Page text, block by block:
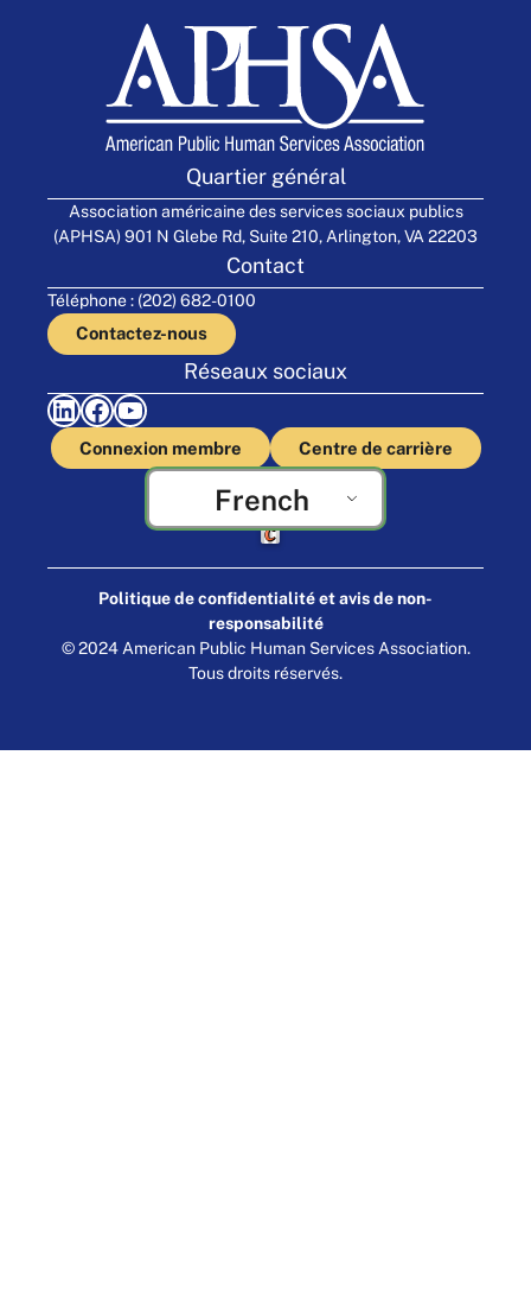
Quartier général
Association américaine des services sociaux publics
(APHSA) 901 N Glebe Rd, Suite 210, Arlington, VA 22203
Contact
Téléphone : (202) 682-0100
Contactez-nous
Réseaux sociaux
LinkedIn Facebook YouTube
Connexion membre Centre de carrière
French
Fabriqué par Cornershop Creative
Politique de confidentialité et avis de non-
responsabilité
© 2024 American Public Human Services Association.
Tous droits réservés.